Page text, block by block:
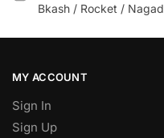
Bkash / Rocket / Nagad
MY ACCOUNT
Sign In
Sign Up